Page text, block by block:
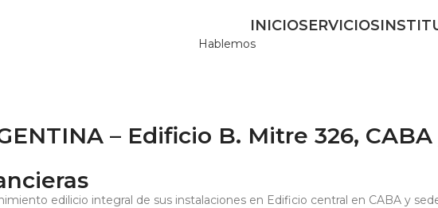
INICIOSERVICIOS
Hablemos
– Edificio B. Mitre 326,
edilicio integral de sus instalaciones en Edificio central en CABA y